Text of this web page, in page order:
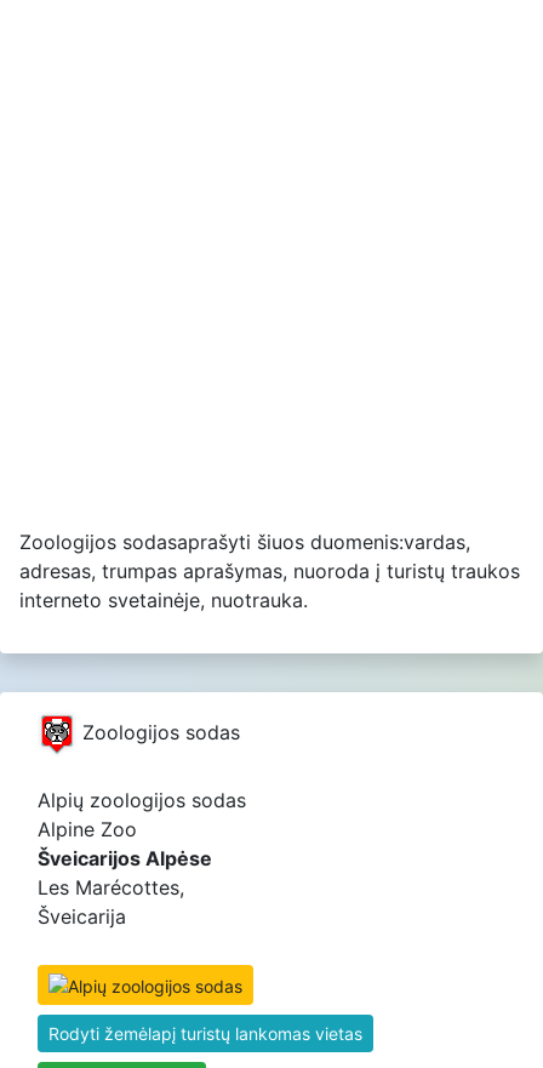
Zoologijos sodasaprašyti šiuos duomenis:vardas,
adresas, trumpas aprašymas, nuoroda į turistų traukos
interneto svetainėje, nuotrauka.
Zoologijos sodas
Alpių zoologijos sodas
Alpine Zoo
Šveicarijos Alpėse
Les Marécottes,
Šveicarija
Rodyti žemėlapį turistų lankomas vietas